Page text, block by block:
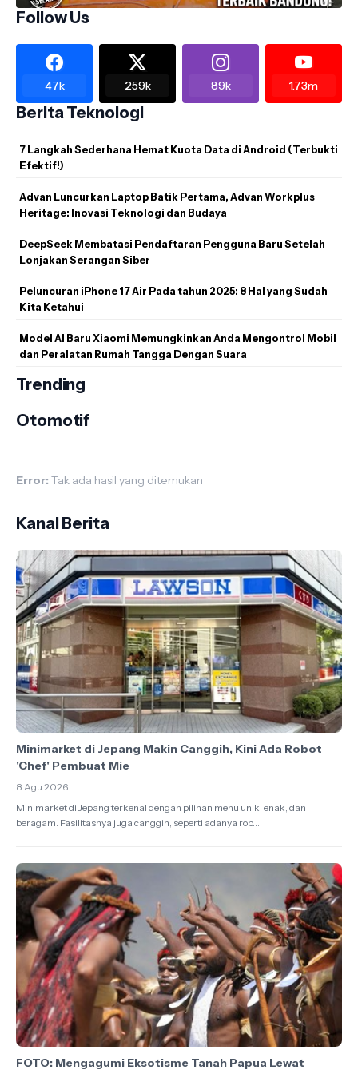
Follow Us
47k 259k 89k 1.73m
Berita Teknologi
7 Langkah Sederhana Hemat Kuota Data di Android (Terbukti
Efektif!)
Advan Luncurkan Laptop Batik Pertama, Advan Workplus
Heritage: Inovasi Teknologi dan Budaya
DeepSeek Membatasi Pendaftaran Pengguna Baru Setelah
Lonjakan Serangan Siber
Peluncuran iPhone 17 Air Pada tahun 2025: 8 Hal yang Sudah
Kita Ketahui
Model AI Baru Xiaomi Memungkinkan Anda Mengontrol Mobil
dan Peralatan Rumah Tangga Dengan Suara
Trending
Otomotif
Error: Tak ada hasil yang ditemukan
Kanal Berita
Minimarket di Jepang Makin Canggih, Kini Ada Robot
'Chef' Pembuat Mie
8 Agu 2026
Minimarket di Jepang terkenal dengan pilihan menu unik, enak, dan
beragam. Fasilitasnya juga canggih, seperti adanya rob...
FOTO: Mengagumi Eksotisme Tanah Papua Lewat